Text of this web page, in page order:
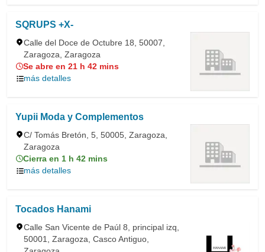
SQRUPS +X-
Calle del Doce de Octubre 18, 50007,
Zaragoza, Zaragoza
Se abre en 21 h 42 mins
más detalles
Yupii Moda y Complementos
C/ Tomás Bretón, 5, 50005, Zaragoza,
Zaragoza
Cierra en 1 h 42 mins
más detalles
Tocados Hanami
Calle San Vicente de Paúl 8, principal izq,
50001, Zaragoza, Casco Antiguo,